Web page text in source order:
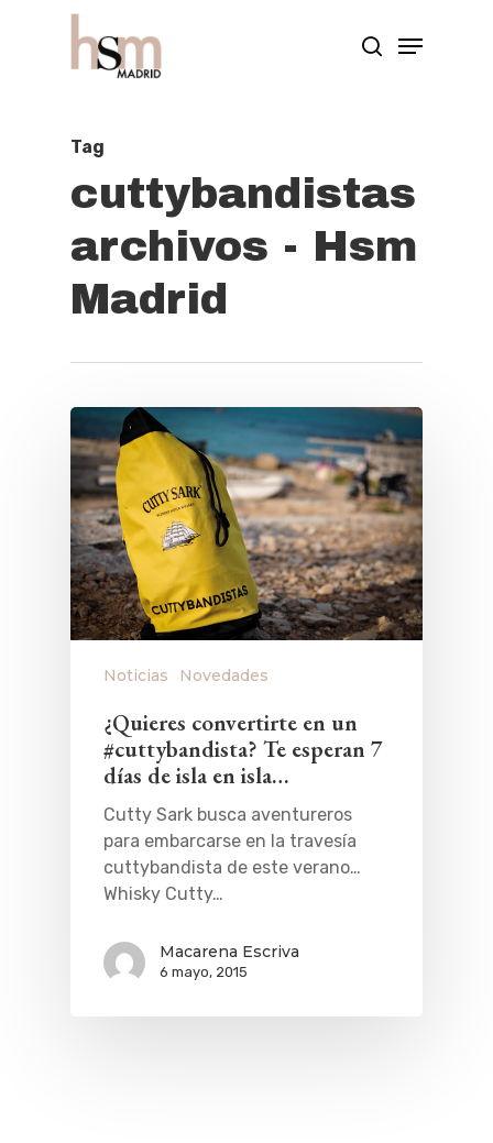
Tag
cuttybandistas
archivos - Hsm
Madrid
Noticias Novedades
¿Quieres convertirte en un
#cuttybandista? Te esperan 7
días de isla en isla…
Cutty Sark busca aventureros
para embarcarse en la travesía
cuttybandista de este verano…
Whisky Cutty…
Macarena Escriva
6 mayo, 2015